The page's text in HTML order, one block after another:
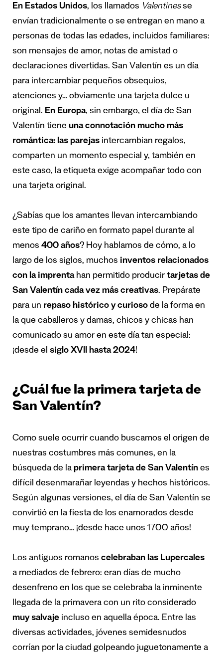
En Estados Unidos, los llamados Valentinesse
envían tradicionalmente o se entregan en mano a
personas de todas las edades, incluidos familiares:
son mensajes de amor, notas de amistad o
declaraciones divertidas. San Valentín es un día
para intercambiar pequeños obsequios,
atenciones y… obviamente una tarjeta dulce u
original. En Europa, sin embargo, el día de San
Valentín tiene una connotación mucho más
romántica: las parejas intercambian regalos,
comparten un momento especial y, también en
este caso, la etiqueta exige acompañar todo con
una tarjeta original.
¿Sabías que los amantes llevan intercambiando
este tipo de cariño en formato papel durante al
menos 400 años? Hoy hablamos de cómo, a lo
largo de los siglos, muchos inventos relacionados
con la imprenta han permitido producir tarjetas de
San Valentín cada vez más creativas. Prepárate
para un repaso histórico y curioso de la forma en
la que caballeros y damas, chicos y chicas han
comunicado su amor en este día tan especial:
¡desde el siglo XVII hasta 2024!
¿Cuál fue la primera tarjeta de
San Valentín?
Como suele ocurrir cuando buscamos el origen de
nuestras costumbres más comunes, en la
búsqueda de la primera tarjeta de San Valentín es
difícil desenmarañar leyendas y hechos históricos.
Según algunas versiones, el día de San Valentín se
convirtió en la fiesta de los enamorados desde
muy temprano… ¡desde hace unos 1700 años!
Los antiguos romanos celebraban las Lupercales
a mediados de febrero: eran días de mucho
desenfreno en los que se celebraba la inminente
llegada de la primavera con un rito considerado
muy salvaje incluso en aquella época. Entre las
diversas actividades, jóvenes semidesnudos
corrían por la ciudad golpeando juguetonamente a